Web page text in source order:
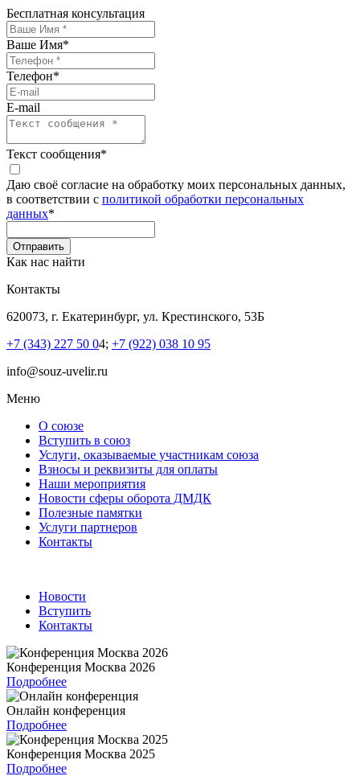
Бесплатная консультация
Ваше Имя*
Телефон*
E-mail
Текст сообщения*
Даю своё согласие на обработку моих персональных данных,
в соответствии с политикой обработки персональных
данных*
Как нас найти
Контакты
620073, г. Екатеринбург, ул. Крестинского, 53Б
+7 (343) 227 50 04; +7 (922) 038 10 95
info@souz-uvelir.ru
Меню
О союзе
Вступить в союз
Услуги, оказываемые участникам союза
Взносы и реквизиты для оплаты
Наши мероприятия
Новости сферы оборота ДМДК
Полезные памятки
Услуги партнеров
Контакты
Новости
Вступить
Контакты
Конференция Москва 2026
Подробнее
Онлайн конференция
Подробнее
Конференция Москва 2025
Подробнее